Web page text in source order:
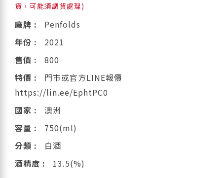
貨，可能須調貨處理)
廠牌 :
Penfolds
年份 :
2021
售價 :
800
特價 :
門市或官方LINE報價
https://lin.ee/EphtPC0
國家 :
澳洲
容量 :
750(ml)
分類 :
白酒
酒精度 :
13.5(%)